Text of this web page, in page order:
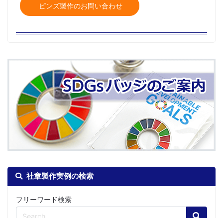
社章製作実例の検索
フリーワード検索
Search
ピンズ製作のお問い合わせ